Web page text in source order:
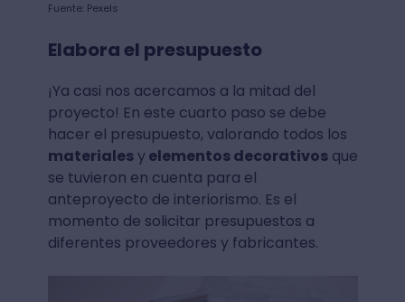
Fuente: Pexels
Elabora el presupuesto
¡Ya casi nos acercamos a la mitad del
proyecto! En este cuarto paso se debe
hacer el presupuesto, valorando todos los
materialesyelementos decorativosque
se tuvieron en cuenta para el
anteproyecto de interiorismo. Es el
momento de solicitar presupuestos a
diferentes proveedores y fabricantes.